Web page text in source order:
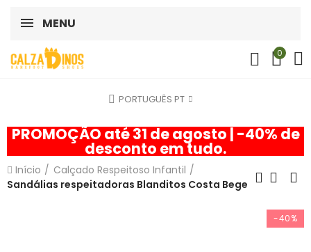
MENU
0
PORTUGUÊS PT
PROMOÇÃO até 31 de agosto | -40% de
desconto em tudo.
Início
Calçado Respeitoso Infantil
Sandálias respeitadoras Blanditos Costa Bege
-40%